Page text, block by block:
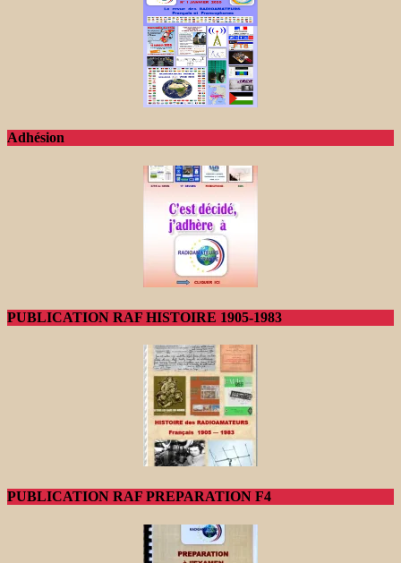
Adhésion
PUBLICATION RAF HISTOIRE 1905-1983
PUBLICATION RAF PREPARATION F4